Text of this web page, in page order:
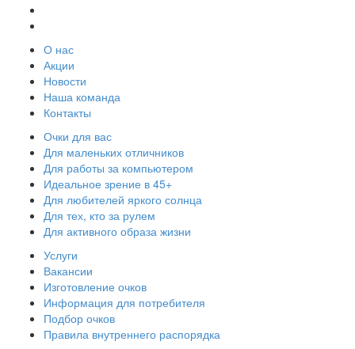
О нас
Акции
Новости
Наша команда
Контакты
Очки для вас
Для маленьких отличников
Для работы за компьютером
Идеальное зрение в 45+
Для любителей яркого солнца
Для тех, кто за рулем
Для активного образа жизни
Услуги
Вакансии
Изготовление очков
Информация для потребителя
Подбор очков
Правила внутреннего распорядка